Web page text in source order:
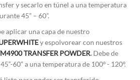
y secarlo en túnel a una temperatura
45” – 60”.
aplicar una capa de nuestro
y espolvorear con nuestros
TRANSFER POWDER. Debe de
60” a una temperatura de 100º - 120º.